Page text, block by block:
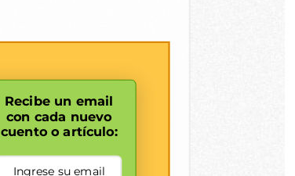
Recibe un email
con cada nuevo
cuento o artículo: